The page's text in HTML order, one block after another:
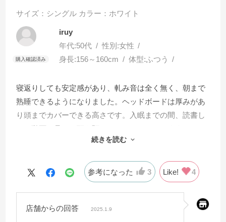
サイズ：シングル カラー：ホワイト
iruy
年代:50代 性別:女性
身長:156～160cm 体型:ふつう
寝返りしても安定感があり、軋み音は全く無く、朝まで
熟睡できるようになりました。ヘッドボードは厚みがあ
り頭までカバーできる高さです。入眠までの間、読書し
たり動画を見たり頭を預けてリラックスできます。ベッ
ド下スペースは床からフレームまで10cmほどあり、ちょ
業者様には開梱〜撤収まで20分程で組立てして頂きすぐ
に使用する事ができました。
続きを読む
参考になった 3 Like! 4
店舗からの回答 2025.1.9